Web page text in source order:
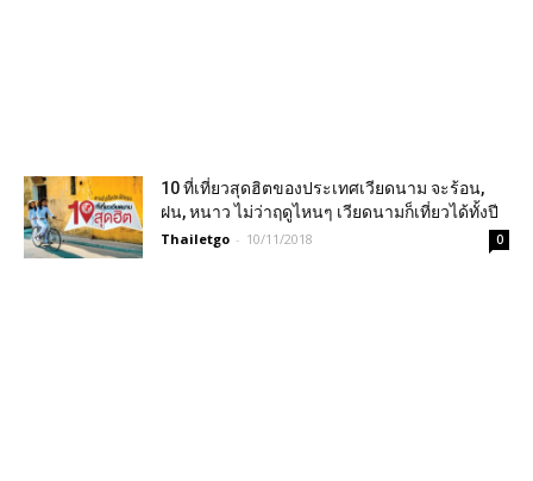
10 ที่เที่ยวสุดฮิตของประเทศเวียดนาม จะร้อน,
ฝน, หนาว ไม่ว่าฤดูไหนๆ เวียดนามก็เที่ยวได้ทั้งปี
Thailetgo - 10/11/2018 0